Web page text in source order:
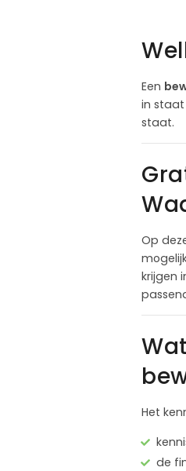
Een
in staat
staat.
Op
krijgen
Het
de